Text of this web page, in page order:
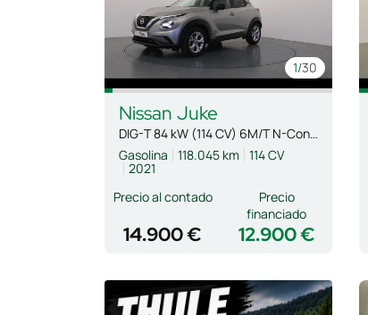
1/30
Nissan Juke
DIG-T 84 kW (114 CV) 6M/T N-Connecta
Gasolina
118.045 km 114 CV
2021
Precio al contado
14.900 € 12.900 €
Precio
financiado